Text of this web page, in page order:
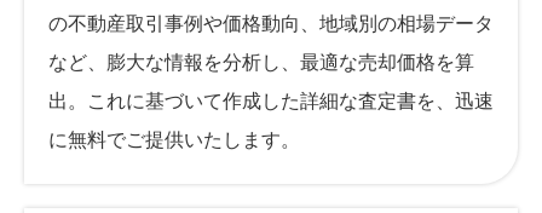
の不動産取引事例や価格動向、地域別の相場データ
など、膨大な情報を分析し、最適な売却価格を算
出。これに基づいて作成した詳細な査定書を、迅速
に無料でご提供いたします。